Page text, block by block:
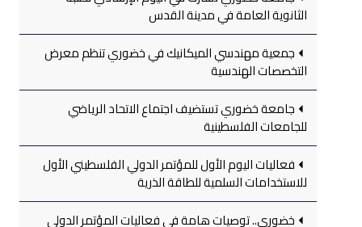
الثانوية العامة في مدينة القدس
جمعية مهندسي الميكانيك في خضوري تنظم معرض
التخصصات الهندسية
جامعة خضوري تستضيف اجتماع الاتحاد الرياضي
للجامعات الفلسطينية
فعاليات اليوم الأول للمؤتمر الدولي الفلسطيني الأول
للاستخدامات السلمية للطاقة الذرية
خضوري.. توصيات هامة في فعاليات المؤتمر الدولي